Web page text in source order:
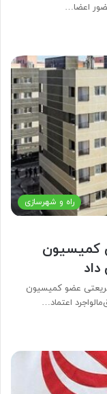
اعضا…
راه و شهرسازی
کمیسیون
شریعتی عضو کمیسیون
اعتماد…